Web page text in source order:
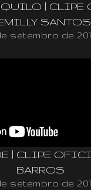
| CLIPE
SANTOS
setembro de
| CLIPE
BARROS
setembro de